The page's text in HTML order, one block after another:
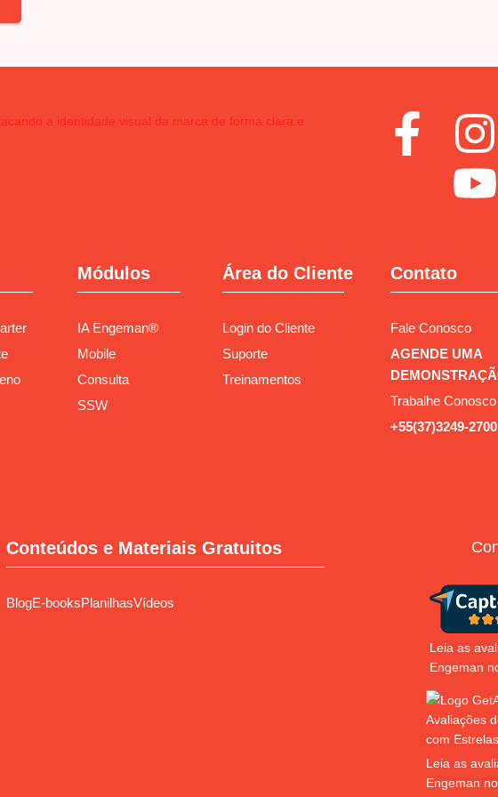
Módulos
IA Engeman®
Mobile
Consulta
SSW
Área do Cliente
Login do Cliente
Suporte
Treinamentos
Contato
Fale Conosco
AGENDE UMA
Trabalhe Conosco
+55(37)3249-2700
Conteúdos e Materiais Gratuitos
BlogE-booksPlanilhasVídeos
Leia as
Engeman
Leia as
Engeman